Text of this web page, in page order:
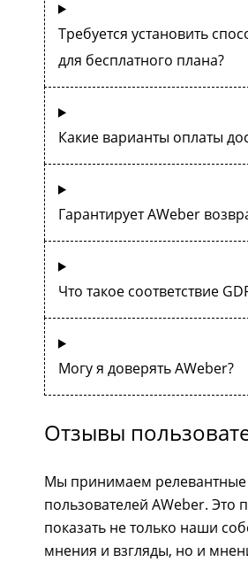
Требуется установить
для бесплатного плана?
Какие варианты оплаты
Гарантирует AWeber
Что такое соответствие
Могу я доверять AWeber?
Отзывы
Мы принимаем
пользователей AWeber. Это
показать не только наши
мнения и взгляды, но и